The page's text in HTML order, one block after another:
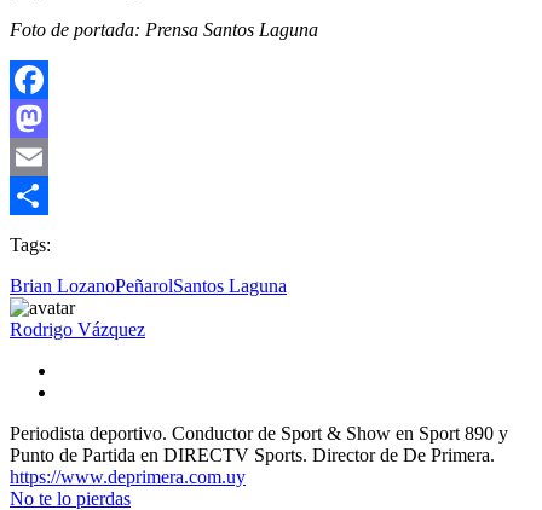
Foto de portada: Prensa Santos Laguna
Facebook
Mastodon
Email
Compartir
Tags:
Brian LozanoPeñarolSantos Laguna
Rodrigo Vázquez
Periodista deportivo. Conductor de Sport & Show en Sport 890 y
Punto de Partida en DIRECTV Sports. Director de De Primera.
https://www.deprimera.com.uy
No te lo pierdas